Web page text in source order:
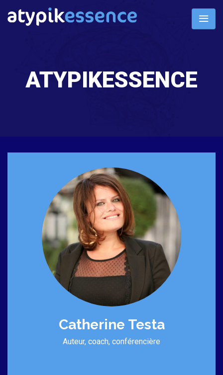
ATYPIKESSENCE
Catherine Testa
Auteur, coach, conférencière